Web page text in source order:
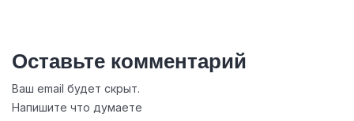
Оставьте комментарий
Ваш email будет скрыт.
Напишите что думаете